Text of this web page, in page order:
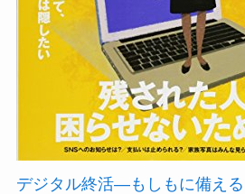
デジタル終活—もしもに備え